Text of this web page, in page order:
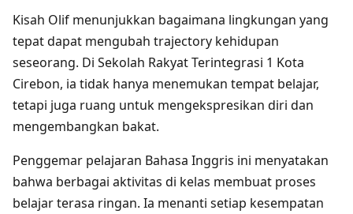
Kisah Olif menunjukkan bagaimana lingkungan yang
tepat dapat mengubah trajectory kehidupan
seseorang. Di Sekolah Rakyat Terintegrasi 1 Kota
Cirebon, ia tidak hanya menemukan tempat belajar,
tetapi juga ruang untuk mengekspresikan diri dan
mengembangkan bakat.
Penggemar pelajaran Bahasa Inggris ini menyatakan
bahwa berbagai aktivitas di kelas membuat proses
belajar terasa ringan. Ia menanti setiap kesempatan